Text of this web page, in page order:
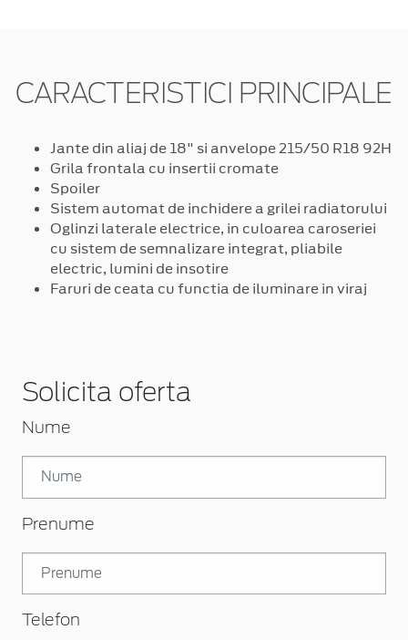
CARACTERISTICI PRINCIPALE
Jante din aliaj de 18" si anvelope 215/50 R18 92H
Grila frontala cu insertii cromate
Spoiler
Sistem automat de inchidere a grilei radiatorului
Oglinzi laterale electrice, in culoarea caroseriei
cu sistem de semnalizare integrat, pliabile
electric, lumini de insotire
Faruri de ceata cu functia de iluminare in viraj
Solicita oferta
Nume
Prenume
Telefon